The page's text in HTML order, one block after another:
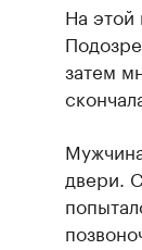
На
затем
двери.